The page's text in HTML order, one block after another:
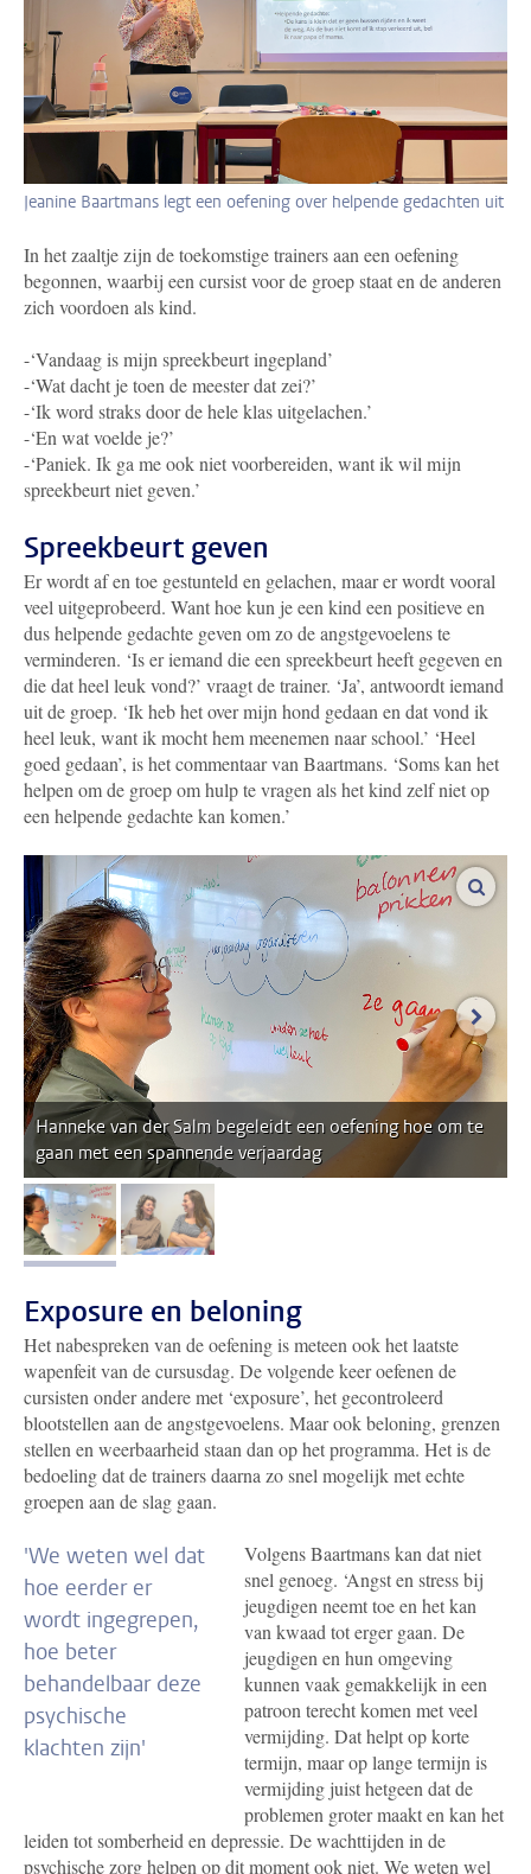
Jeanine Baartmans legt een oefening over helpende gedachten uit
In het zaaltje zijn de toekomstige trainers aan een oefening
begonnen, waarbij een cursist voor de groep staat en de anderen
zich voordoen als kind.
-‘Vandaag is mijn spreekbeurt ingepland’
-‘Wat dacht je toen de meester dat zei?’
-‘Ik word straks door de hele klas uitgelachen.’
-‘En wat voelde je?’
-‘Paniek. Ik ga me ook niet voorbereiden, want ik wil mijn
spreekbeurt niet geven.’
Spreekbeurt geven
Er wordt af en toe gestunteld en gelachen, maar er wordt vooral
veel uitgeprobeerd. Want hoe kun je een kind een positieve en
dus helpende gedachte geven om zo de angstgevoelens te
verminderen. ‘Is er iemand die een spreekbeurt heeft gegeven en
die dat heel leuk vond?’ vraagt de trainer. ‘Ja’, antwoordt iemand
uit de groep. ‘Ik heb het over mijn hond gedaan en dat vond ik
heel leuk, want ik mocht hem meenemen naar school.’ ‘Heel
goed gedaan’, is het commentaar van Baartmans. ‘Soms kan het
helpen om de groep om hulp te vragen als het kind zelf niet op
een helpende gedachte kan komen.’
Hanneke van der Salm begeleidt een oefening hoe om te
gaan met een spannende verjaardag
afbeelding 1 afbeelding 2
Exposure en beloning
Het nabespreken van de oefening is meteen ook het laatste
wapenfeit van de cursusdag. De volgende keer oefenen de
cursisten onder andere met ‘exposure’, het gecontroleerd
blootstellen aan de angstgevoelens. Maar ook beloning, grenzen
stellen en weerbaarheid staan dan op het programma. Het is de
bedoeling dat de trainers daarna zo snel mogelijk met echte
groepen aan de slag gaan.
'We weten wel dat
hoe eerder er
wordt ingegrepen,
hoe beter
behandelbaar deze
psychische
klachten zijn'
Volgens Baartmans kan dat niet
snel genoeg. ‘Angst en stress bij
jeugdigen neemt toe en het kan
van kwaad tot erger gaan. De
jeugdigen en hun omgeving
kunnen vaak gemakkelijk in een
patroon terecht komen met veel
vermijding. Dat helpt op korte
termijn, maar op lange termijn is
vermijding juist hetgeen dat de
problemen groter maakt en kan het
leiden tot somberheid en depressie. De wachttijden in de
psychische zorg helpen op dit moment ook niet. We weten wel